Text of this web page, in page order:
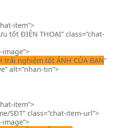
item”>
tốt ĐIỆN THOẠI” class=”chat-
image”>
trải nghiệm tốt ẢNH CỦA BẠN”
alt=”nhan-tin”>
item”>
SĐT” class=”chat-item-url”>
image”>